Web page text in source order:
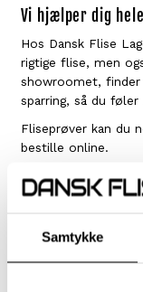
Samtykke
Vi hjælper dig
Hos Dansk Flise
rigtige flise, men
showroomet,
sparring, så du
Fliseprøver kan du
bestille online.
Bestil gratis